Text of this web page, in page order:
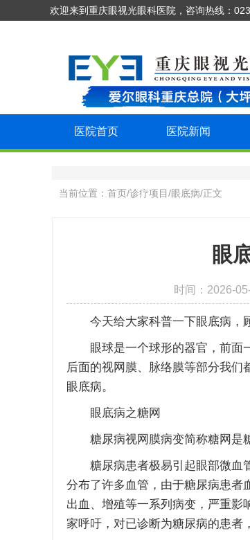
欢迎来到重庆眼视光眼科医院，咨询热线：
医院首页 医院新闻
当前位置： 首页/诊疗项目/眼底病/正文
眼
时间：2026-
今天给大家科普一下眼底病，顾
眼球是一个球形的器官，前面一
后面的视网膜、脉络膜等部分我
眼底病。
眼底病之糖网
糖尿病视网膜病变简称糖网是糖
糖尿病患者极易引起眼部微血管
分布了许多血管，由于糖尿病患者
出血、增殖等一系列病变，严重影
家呼吁，对已诊断为糖尿病的患者